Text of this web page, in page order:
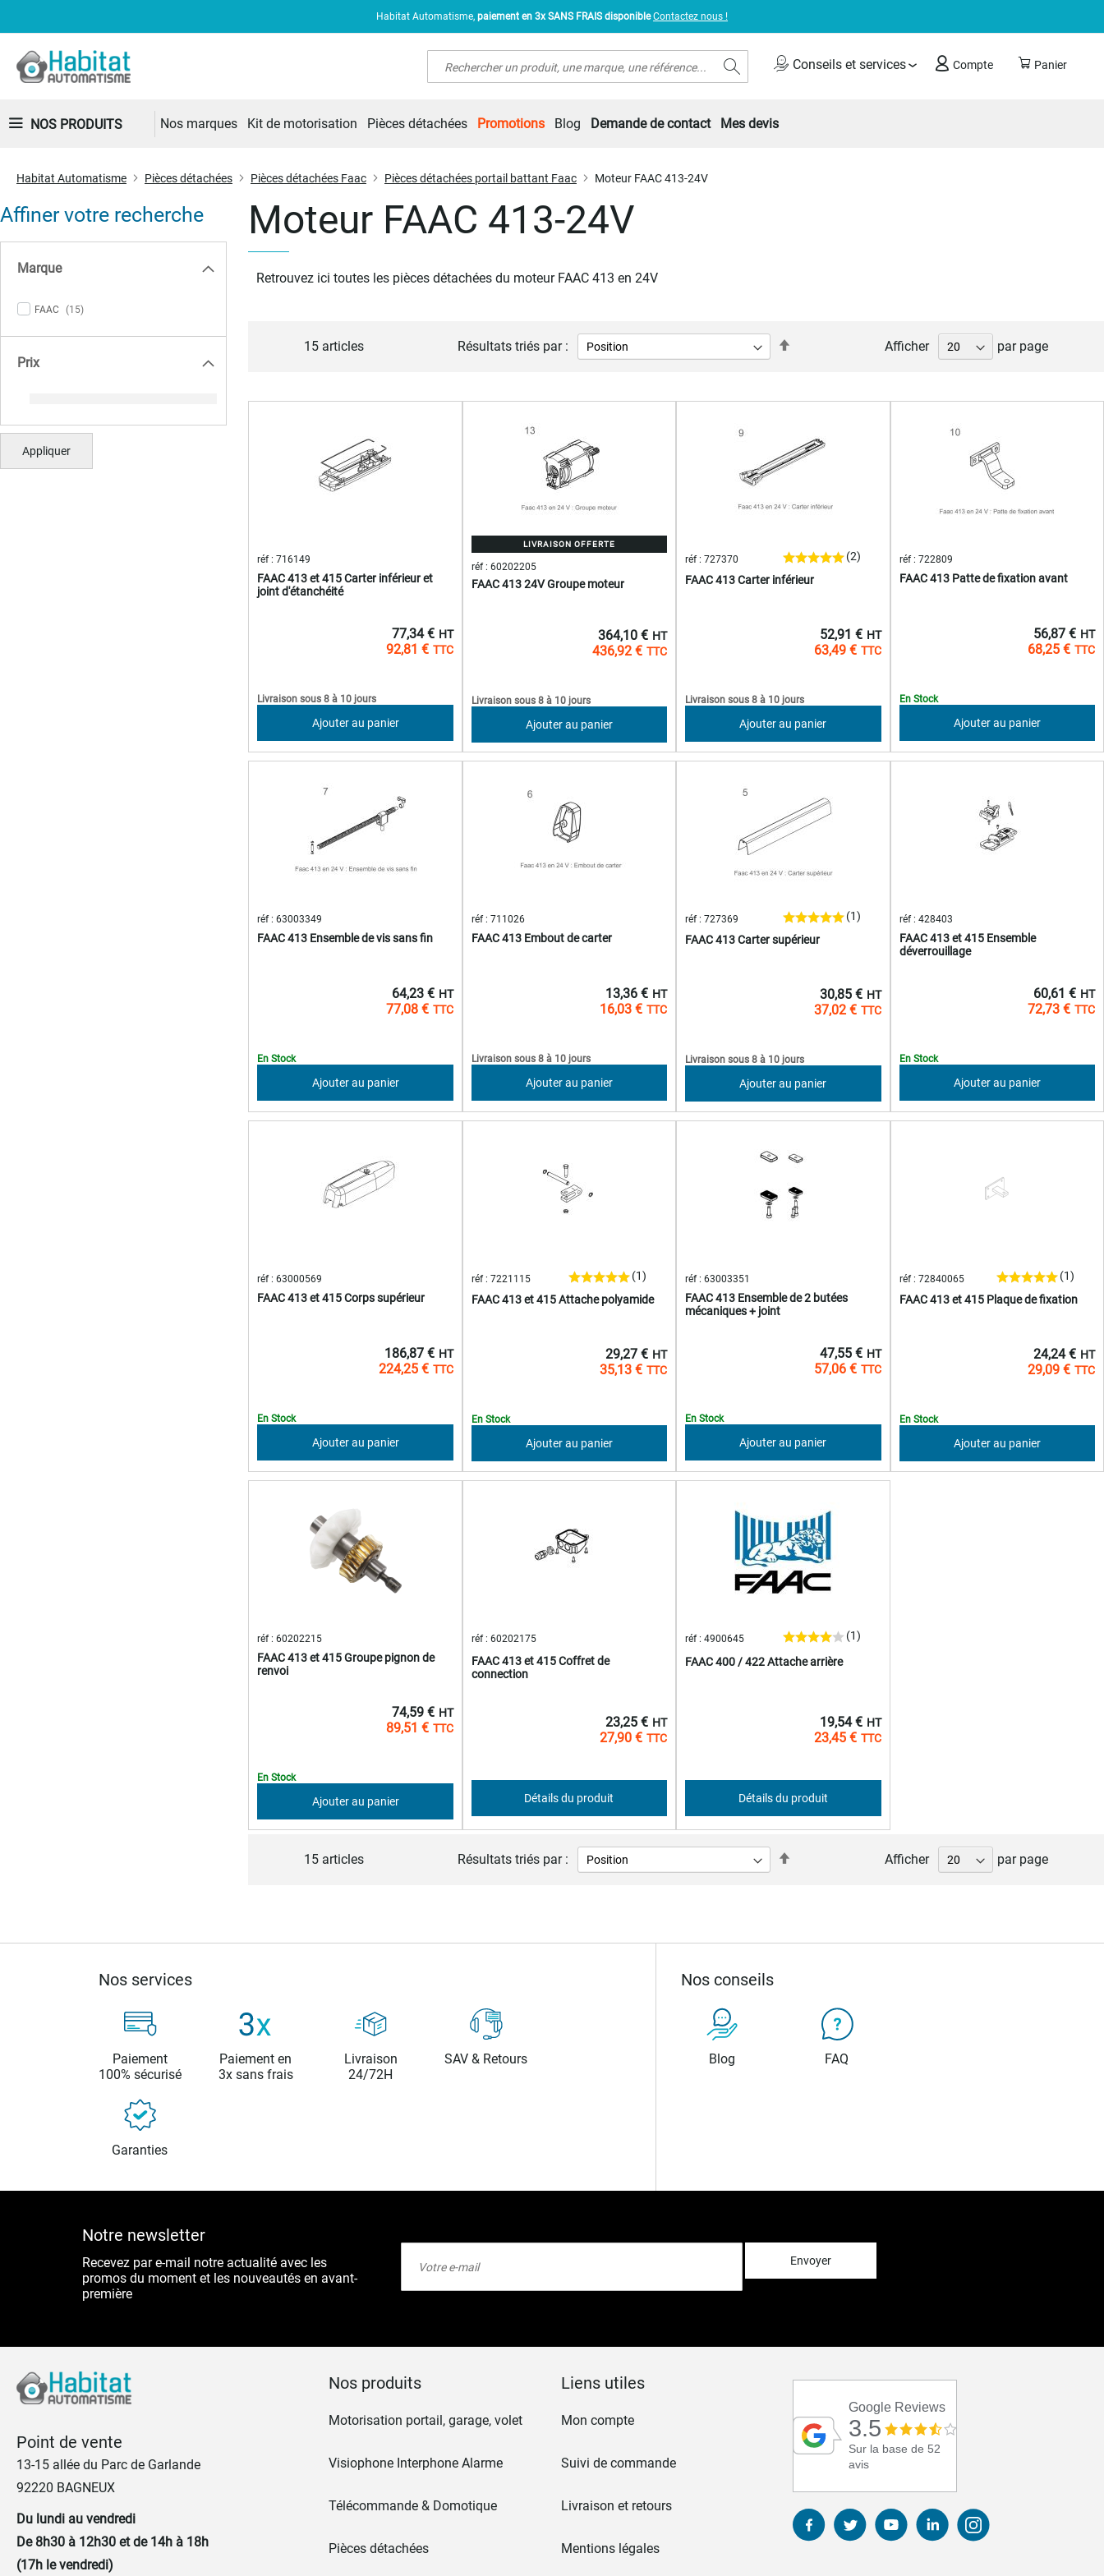
Habitat Automatisme, paiement en 3x SANS FRAIS disponible Contactez nous !
Panier
Conseils et services Compte
Rechercher
NOS PRODUITS Nos marques Kit de motorisation Pièces détachées Promotions Blog Demande de contact Mes devis
Habitat Automatisme Pièces détachées Pièces détachées Faac Pièces détachées portail battant Faac Moteur FAAC 413-24V
Moteur FAAC 413-24V
Retrouvez ici toutes les pièces détachées du moteur FAAC 413 en 24V
15articles Afficher par page
Résultats triés par :
FAAC 413 et 415 Carter inférieur et
joint d'étanchéité
réf : 716149
92,81 €
77,34 €
Livraison sous 8 à 10 jours
Ajouter au panier
LIVRAISON OFFERTE
FAAC 413 24V Groupe moteur
réf : 60202205
436,92 €
364,10 €
Livraison sous 8 à 10 jours
Ajouter au panier
FAAC 413 Carter inférieur
réf : 727370 (2)
63,49 €
52,91 €
Livraison sous 8 à 10 jours
Ajouter au panier
FAAC 413 Patte de fixation avant
réf : 722809
68,25 €
56,87 €
En Stock
Ajouter au panier
FAAC 413 Ensemble de vis sans fin
réf : 63003349
77,08 €
64,23 €
En Stock
Ajouter au panier
FAAC 413 Embout de carter
réf : 711026
16,03 €
13,36 €
Livraison sous 8 à 10 jours
Ajouter au panier
FAAC 413 Carter supérieur
réf : 727369 (1)
37,02 €
30,85 €
Livraison sous 8 à 10 jours
Ajouter au panier
FAAC 413 et 415 Ensemble
déverrouillage
réf : 428403
72,73 €
60,61 €
En Stock
Ajouter au panier
FAAC 413 et 415 Corps supérieur
réf : 63000569
224,25 €
186,87 €
En Stock
Ajouter au panier
FAAC 413 et 415 Attache polyamide
réf : 7221115 (1)
35,13 €
29,27 €
En Stock
Ajouter au panier
FAAC 413 Ensemble de 2 butées
mécaniques + joint
réf : 63003351
57,06 €
47,55 €
En Stock
Ajouter au panier
FAAC 413 et 415 Plaque de fixation
réf : 72840065 (1)
29,09 €
24,24 €
En Stock
Ajouter au panier
FAAC 413 et 415 Groupe pignon de
renvoi
réf : 60202215
89,51 €
74,59 €
En Stock
Ajouter au panier
FAAC 413 et 415 Coffret de
connection
réf : 60202175
27,90 €
23,25 €
Détails du produit
FAAC 400 / 422 Attache arrière
réf : 4900645 (1)
23,45 €
19,54 €
Détails du produit
15articles Résultats triés par : Afficher par page
Affiner votre recherche
Marque
FAAC 15items
Prix
Appliquer
Nos services
Paiement
100% sécurisé
Paiement en
3x sans frais
Livraison
24/72H
SAV & Retours
Garanties
Nos conseils
Blog FAQ
Notre newsletter
Recevez par e-mail notre actualité avec les
promos du moment et les nouveautés en avant-
première
notre
:
Envoyer
Point de vente
13-15 allée du Parc de Garlande
92220 BAGNEUX
Du lundi au vendredi
De 8h30 à 12h30 et de 14h à 18h
(17h le vendredi)
Nos produits
Motorisation portail, garage, volet
Visiophone Interphone Alarme
Télécommande & Domotique
Pièces détachées
Liens utiles
Mon compte
Suivi de commande
Livraison et retours
Mentions légales
Google Reviews
3.5
Sur la base de 52
avis